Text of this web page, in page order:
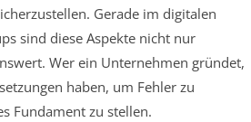
Gerade im digitalen
sind diese Aspekte nicht nur
Wer ein Unternehmen gründet,
haben, um Fehler zu
Fundament zu stellen.